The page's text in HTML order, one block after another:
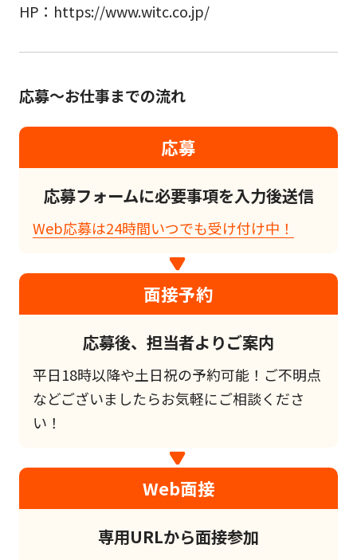
HP：https://www.witc.co.jp/
応募～お仕事までの流れ
応募
応募フォームに必要事項を入力後送信
Web応募は24時間いつでも受け付け中！
面接予約
応募後、担当者よりご案内
平日18時以降や土日祝の予約可能！ご不明点
などございましたらお気軽にご相談くださ
い！
Web面接
専用URLから面接参加